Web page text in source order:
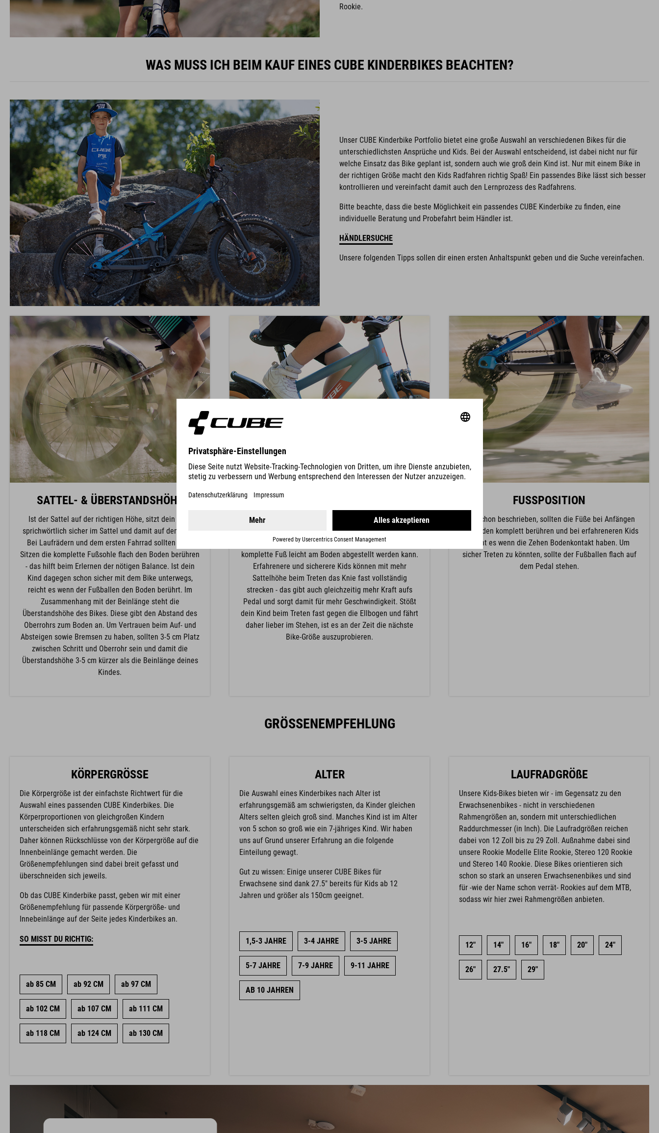
Rookie.
WAS MUSS ICH BEIM KAUF EINES CUBE KINDERBIKES BEACHTEN?
Unser CUBE Kinderbike Portfolio bietet eine große Auswahl an verschiedenen Bikes für die
unterschiedlichsten Ansprüche und Kids. Bei der Auswahl entscheidend, ist dabei nicht nur für
welche Einsatz das Bike geplant ist, sondern auch wie groß dein Kind ist. Nur mit einem Bike in
der richtigen Größe macht den Kids Radfahren richtig Spaß! Ein passendes Bike lässt sich besser
kontrollieren und vereinfacht damit auch den Lernprozess des Radfahrens.
Bitte beachte, dass die beste Möglichkeit ein passendes CUBE Kinderbike zu finden, eine
individuelle Beratung und Probefahrt beim Händler ist.
HÄNDLERSUCHE
Unsere folgenden Tipps sollen dir einen ersten Anhaltspunkt geben und die Suche vereinfachen.
SATTEL- & ÜBERSTANDSHÖHE
Ist der Sattel auf der richtigen Höhe, sitzt dein Kind
sprichwörtlich sicher im Sattel und damit auf dem Bike.
Bei Laufrädern und dem ersten Fahrrad sollten beim
Sitzen die komplette Fußsohle flach den Boden berühren
- das hilft beim Erlernen der nötigen Balance. Ist dein
Kind dagegen schon sicher mit dem Bike unterwegs,
reicht es wenn der Fußballen den Boden berührt. Im
Zusammenhang mit der Beinlänge steht die
Überstandshöhe des Bikes. Diese gibt den Abstand des
Oberrohrs zum Boden an. Um Vertrauen beim Auf- und
Absteigen sowie Bremsen zu haben, sollten 3-5 cm Platz
zwischen Schritt und Oberrohr sein und damit die
Überstandshöhe 3-5 cm kürzer als die Beinlänge deines
Kindes.
Die Knieposition ergibt sich aus der Sattelhöhe: Für
Anfänger empfiehlt sich hier eine gebeugtere
Knieposition, damit im Notfall auch wirklich der
komplette Fuß leicht am Boden abgestellt werden kann.
Erfahrenere und sicherere Kids können mit mehr
Sattelhöhe beim Treten das Knie fast vollständig
strecken - das gibt auch gleichzeitig mehr Kraft aufs
Pedal und sorgt damit für mehr Geschwindigkeit. Stößt
dein Kind beim Treten fast gegen die Ellbogen und fährt
daher lieber im Stehen, ist es an der Zeit die nächste
Bike-Größe auszuprobieren.
FUSSPOSITION
Wie schon beschrieben, sollten die Füße bei Anfängen
den Boden komplett berühren und bei erfahreneren Kids
reicht es wenn die Zehen Bodenkontakt haben. Um
sicher Treten zu könnten, sollte der Fußballen flach auf
dem Pedal stehen.
GRÖSSENEMPFEHLUNG
KÖRPERGRÖSSE
Die Körpergröße ist der einfachste Richtwert für die
Auswahl eines passenden CUBE Kinderbikes. Die
Körperproportionen von gleichgroßen Kindern
unterscheiden sich erfahrungsgemäß nicht sehr stark.
Daher können Rückschlüsse von der Körpergröße auf die
Innenbeinlänge gemacht werden. Die
Größenempfehlungen sind dabei breit gefasst und
überschneiden sich jeweils.
Ob das CUBE Kinderbike passt, geben wir mit einer
Größenempfehlung für passende Körpergröße- und
Innebeinlänge auf der Seite jedes Kinderbikes an.
SO MISST DU RICHTIG:
ab 85 CM ab 92 CM ab 97 CM
ab 102 CM ab 107 CM ab 111 CM
ab 118 CM ab 124 CM ab 130 CM
ALTER
Die Auswahl eines Kinderbikes nach Alter ist
erfahrungsgemäß am schwierigsten, da Kinder gleichen
Alters selten gleich groß sind. Manches Kind ist im Alter
von 5 schon so groß wie ein 7-jähriges Kind. Wir haben
uns auf Grund unserer Erfahrung an die folgende
Einteilung gewagt.
Gut zu wissen: Einige unserer CUBE Bikes für
Erwachsene sind dank 27.5" bereits für Kids ab 12
Jahren und größer als 150cm geeignet.
1,5-3 JAHRE 3-4 JAHRE 3-5 JAHRE
5-7 JAHRE 7-9 JAHRE 9-11 JAHRE
AB 10 JAHREN
LAUFRADGRÖßE
Unsere Kids-Bikes bieten wir - im Gegensatz zu den
Erwachsenenbikes - nicht in verschiedenen
Rahmengrößen an, sondern mit unterschiedlichen
Raddurchmesser (in Inch). Die Laufradgrößen reichen
dabei von 12 Zoll bis zu 29 Zoll. Außnahme dabei sind
unsere Rookie Modelle Elite Rookie, Stereo 120 Rookie
und Stereo 140 Rookie. Diese Bikes orientieren sich
schon so stark an unseren Erwachsenenbikes und sind
für -wie der Name schon verrät- Rookies auf dem MTB,
sodass wir hier zwei Rahmengrößen anbieten.
12" 14" 16" 18" 20" 24"
26" 27.5" 29"